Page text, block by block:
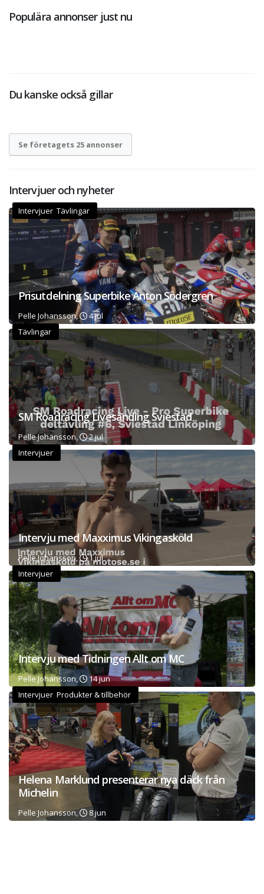
Populära annonser just nu
Du kanske också gillar
Se företagets 25 annonser
Intervjuer och nyheter
Intervjuer Tävlingar
Prisutdelning Superbike Anton Södergren
Pelle Johansson,
4 jul
Tävlingar
SM Roadracing Livesänding Sviestad
Pelle Johansson,
2 jul
Intervjuer
Intervju med Maxximus Vikingasköld
Pelle Johansson,
1 jul
Intervjuer
Intervju med Tidningen Allt om MC
Pelle Johansson,
14 jun
Intervjuer Produkter & tillbehör
Helena Marklund presenterar nya däck från
Michelin
Pelle Johansson, 8 jun